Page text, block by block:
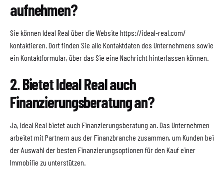
aufnehmen?
Sie können Ideal Real über die Website https://ideal-real.com/
kontaktieren. Dort finden Sie alle Kontaktdaten des Unternehmens sowie
ein Kontaktformular, über das Sie eine Nachricht hinterlassen können.
2. Bietet Ideal Real auch
Finanzierungsberatung an?
Ja, Ideal Real bietet auch Finanzierungsberatung an. Das Unternehmen
arbeitet mit Partnern aus der Finanzbranche zusammen, um Kunden bei
der Auswahl der besten Finanzierungsoptionen für den Kauf einer
Immobilie zu unterstützen.